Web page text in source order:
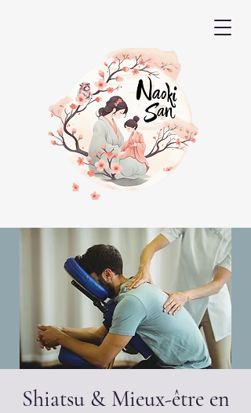
Shiatsu & Mieux-être en